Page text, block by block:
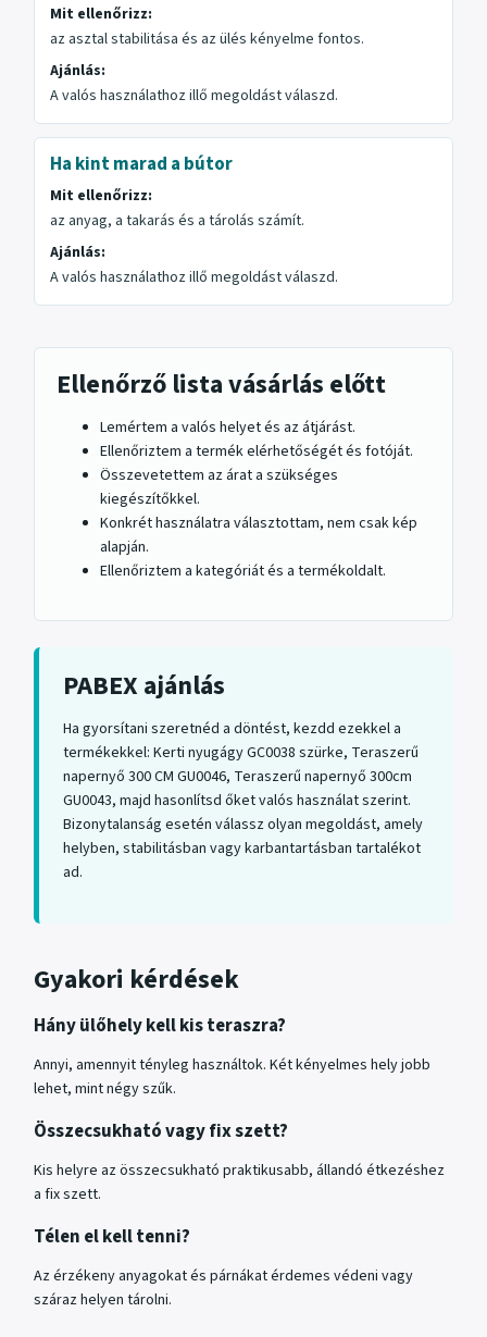
Mit ellenőrizz:
az asztal stabilitása és az ülés kényelme fontos.
Ajánlás:
A valós használathoz illő megoldást válaszd.
Ha kint marad a bútor
Mit ellenőrizz:
az anyag, a takarás és a tárolás számít.
Ajánlás:
A valós használathoz illő megoldást válaszd.
Ellenőrző lista vásárlás előtt
Lemértem a valós helyet és az átjárást.
Ellenőriztem a termék elérhetőségét és fotóját.
Összevetettem az árat a szükséges
kiegészítőkkel.
Konkrét használatra választottam, nem csak kép
alapján.
Ellenőriztem a kategóriát és a termékoldalt.
PABEX ajánlás
Ha gyorsítani szeretnéd a döntést, kezdd ezekkel a
termékekkel: Kerti nyugágy GC0038 szürke, Teraszerű
napernyő 300 CM GU0046, Teraszerű napernyő 300cm
GU0043, majd hasonlítsd őket valós használat szerint.
Bizonytalanság esetén válassz olyan megoldást, amely
helyben, stabilitásban vagy karbantartásban tartalékot
ad.
Gyakori kérdések
Hány ülőhely kell kis teraszra?
Annyi, amennyit tényleg használtok. Két kényelmes hely jobb
lehet, mint négy szűk.
Összecsukható vagy fix szett?
Kis helyre az összecsukható praktikusabb, állandó étkezéshez
a fix szett.
Télen el kell tenni?
Az érzékeny anyagokat és párnákat érdemes védeni vagy
száraz helyen tárolni.